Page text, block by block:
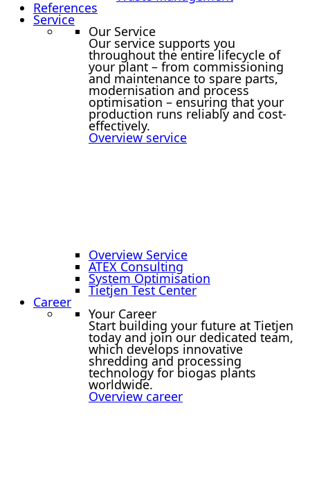
References
Service
Our Service
Our service supports you
throughout the entire lifecycle of
your plant – from commissioning
and maintenance to spare parts,
modernisation and process
optimisation – ensuring that your
production runs reliably and cost-
effectively.
Overview service
Overview Service
ATEX Consulting
System Optimisation
Tietjen Test Center
Career
Your Career
Start building your future at Tietjen
today and join our dedicated team,
which develops innovative
shredding and processing
technology for biogas plants
worldwide.
Overview career